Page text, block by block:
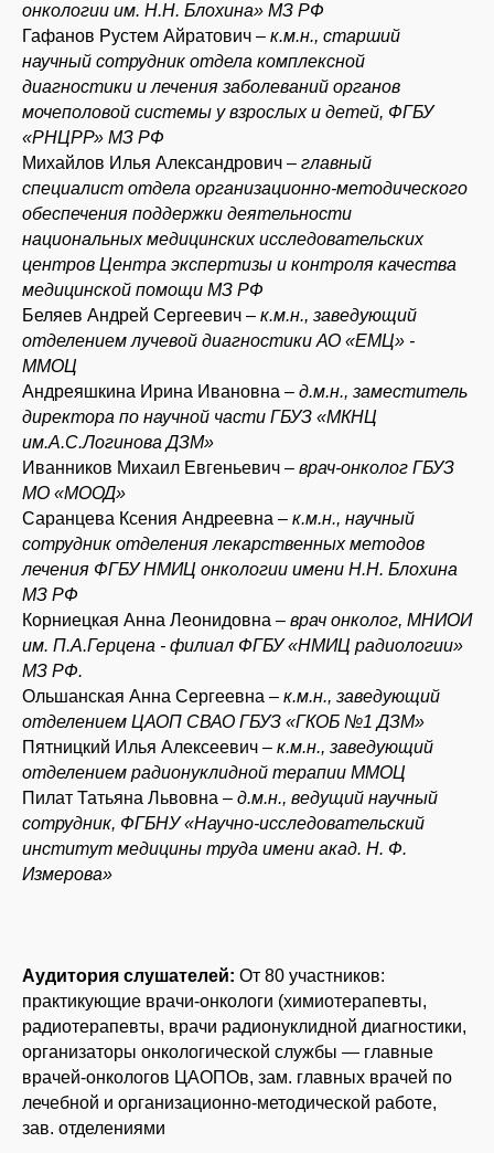
онкологии им. Н.Н. Блохина» МЗ РФ
Гафанов Рустем Айратович – к.м.н., старший
научный сотрудник отдела комплексной
диагностики и лечения заболеваний органов
мочеполовой системы у взрослых и детей, ФГБУ
«РНЦРР» МЗ РФ
Михайлов Илья Александрович – главный
специалист отдела организационно-методического
обеспечения поддержки деятельности
национальных медицинскихисследовательских
центров Центра экспертизы и контроля качества
медицинской помощи МЗ РФ
Беляев Андрей Сергеевич – к.м.н., заведующий
отделением лучевой диагностики АО «ЕМЦ» -
ММОЦ
Андреяшкина Ирина Ивановна – д.м.н., заместитель
директора по научной части ГБУЗ «МКНЦ
им.А.С.Логинова ДЗМ»
Иванников Михаил Евгеньевич – врач-онколог ГБУЗ
МО «МООД»
Саранцева Ксения Андреевна – к.м.н., научный
сотрудник отделения лекарственных методов
лечения ФГБУ НМИЦ онкологии имени Н.Н. Блохина
МЗ РФ
Корниецкая Анна Леонидовна – врач онколог, МНИОИ
им. П.А.Герцена - филиал ФГБУ «НМИЦ радиологии»
МЗ РФ.
Ольшанская Анна Сергеевна – к.м.н., заведующий
отделением ЦАОП СВАО ГБУЗ «ГКОБ №1 ДЗМ»
Пятницкий Илья Алексеевич – к.м.н., заведующий
отделением радионуклидной терапии ММОЦ
Пилат Татьяна Львовна – д.м.н., ведущий научный
сотрудник, ФГБНУ «Научно-исследовательский
институт медицины труда имени акад. Н. Ф.
Измерова»
Аудитория слушателей: От 80 участников:
практикующие врачи-онкологи (химиотерапевты,
радиотерапевты, врачи радионуклидной диагностики,
организаторы онкологической службы — главные
врачей-онкологов ЦАОПОв, зам. главных врачей по
лечебной и организационно-методической работе,
зав. отделениями